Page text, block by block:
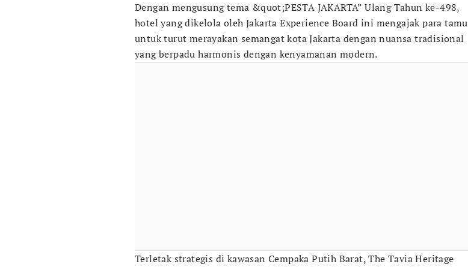
Dengan mengusung tema &quot;PESTA JAKARTA” Ulang Tahun ke-498,
hotel yang dikelola oleh Jakarta Experience Board ini mengajak para tamu
untuk turut merayakan semangat kota Jakarta dengan nuansa tradisional
yang berpadu harmonis dengan kenyamanan modern.
Terletak strategis di kawasan Cempaka Putih Barat, The Tavia Heritage